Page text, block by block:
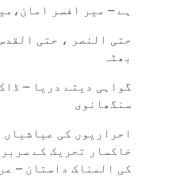
ہے – میر افسر
حتی النصر ، حتی
بھٹہ
گواہی دیتے دریا –
سنگھانوی
احراریوں کی عیاشیاں
خاکسار تحریک کے
کی المناک داستان –